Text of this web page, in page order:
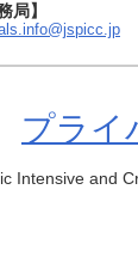
局】
プライ